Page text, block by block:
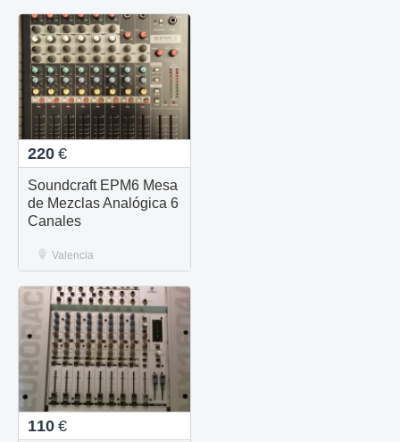
220 €
Soundcraft EPM6 Mesa
de Mezclas Analógica 6
Canales
Valencia
110 €